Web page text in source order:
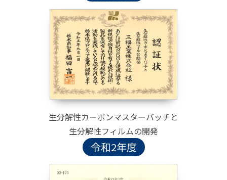
生分解性カーボンマスターバッチと
生分解性フィルムの開発
令和2年度